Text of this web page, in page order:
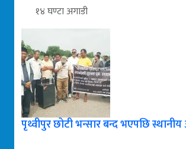
१४ घण्टा अगाडी
पृथ्वीपुर छोटी भन्सार बन्द भएपछि